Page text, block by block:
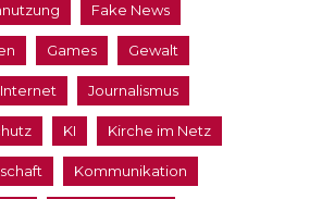
Fake News
Games Gewalt
Internet Journalismus
KI Kirche im Netz
Kommunikation